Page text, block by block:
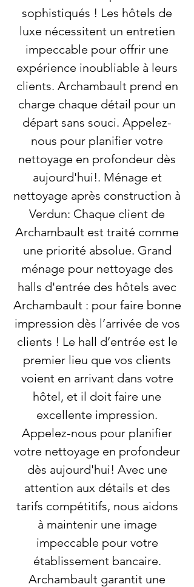
sophistiqués ! Les hôtels de
luxe nécessitent un entretien
impeccable pour offrir une
expérience inoubliable à leurs
clients. Archambault prend en
charge chaque détail pour un
départ sans souci. Appelez-
nous pour planifier votre
nettoyage en profondeur dès
aujourd'hui!. Ménage et
nettoyage après construction à
Verdun: Chaque client de
Archambault est traité comme
une priorité absolue. Grand
ménage pour nettoyage des
halls d'entrée des hôtels avec
Archambault : pour faire bonne
impression dès l’arrivée de vos
clients ! Le hall d’entrée est le
premier lieu que vos clients
voient en arrivant dans votre
hôtel, et il doit faire une
excellente impression.
Appelez-nous pour planifier
votre nettoyage en profondeur
dès aujourd'hui! Avec une
attention aux détails et des
tarifs compétitifs, nous aidons
à maintenir une image
impeccable pour votre
établissement bancaire.
Archambault garantit une